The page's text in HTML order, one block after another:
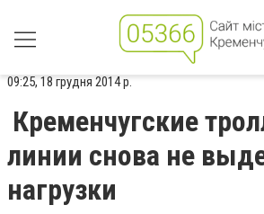
09:25, 18 грудня 2014 р.
Кременчугские
линии снова не
нагрузки